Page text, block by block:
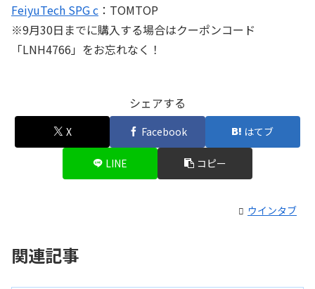
FeiyuTech SPG c ：TOMTOP
※9月30日までに購入する場合はクーポンコード
「LNH4766」をお忘れなく！
シェアする
X Facebook はてブ
LINE コピー
ウインタブ
関連記事